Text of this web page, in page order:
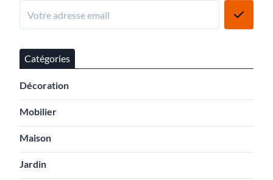
Catégories
Décoration
Mobilier
Maison
Jardin